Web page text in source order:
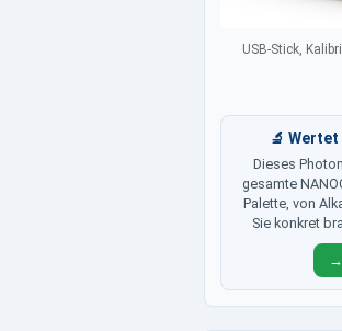
USB-Stick,
🔬
Dieses
gesamte
Palette, von
Sie konkret
→